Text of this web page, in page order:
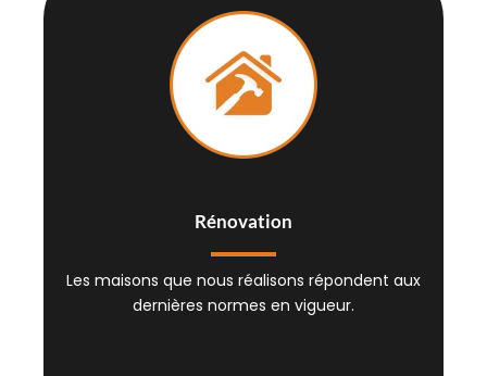
Rénovation
Les maisons que nous réalisons répondent aux
dernières normes en vigueur.